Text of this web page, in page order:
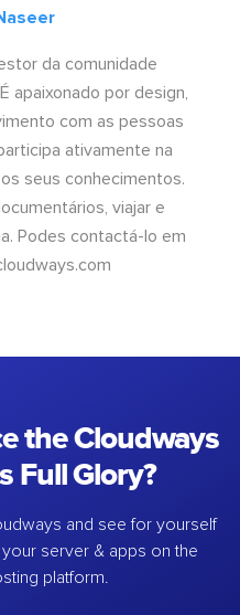
da comunidade
apaixonado por design,
com as pessoas
ativamente na
seus conhecimentos.
viajar e
Podes contactá-lo em
the Cloudways
Full Glory?
and see for yourself
server & apps on the
platform.